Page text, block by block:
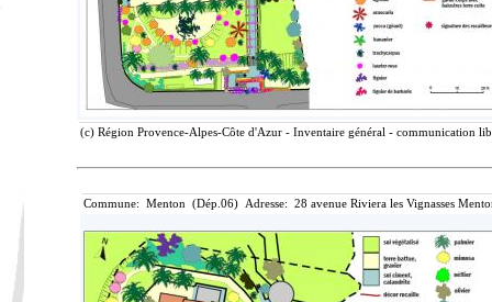
(c) Région Provence-Alpes-Côte d'Azur - Inventaire général - communication
Commune: Menton (Dép.06) Adresse: 28 avenue Riviera les Vignasses